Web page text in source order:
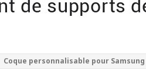
Coque personnalisable pour Samsung